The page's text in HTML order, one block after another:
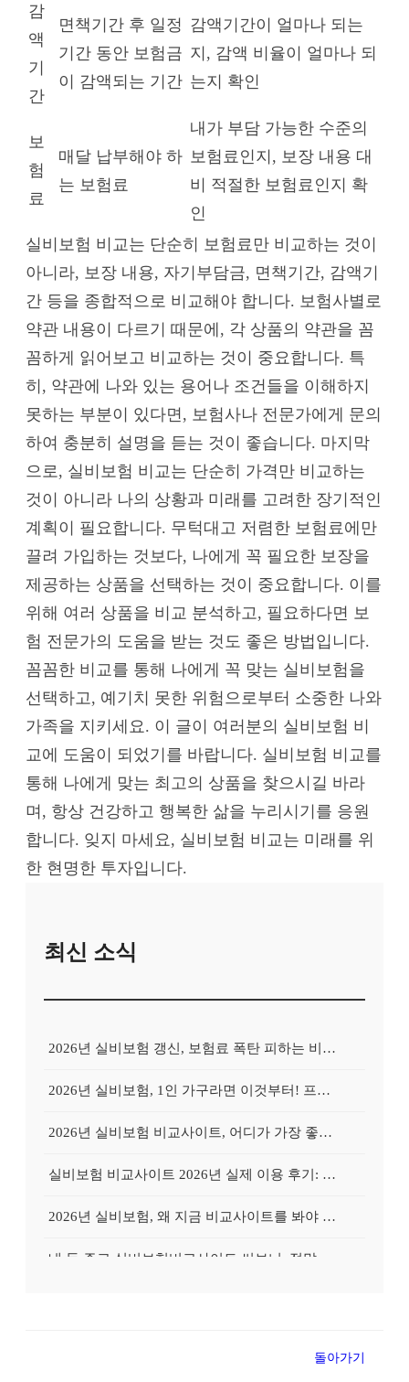
감
액
기
간
면책기간 후 일정
기간 동안 보험금
이 감액되는 기간
감액기간이 얼마나 되는
지, 감액 비율이 얼마나 되
는지 확인
보
험
료
매달 납부해야 하
는 보험료
내가 부담 가능한 수준의
보험료인지, 보장 내용 대
비 적절한 보험료인지 확
인
실비보험 비교는 단순히 보험료만 비교하는 것이
아니라, 보장 내용, 자기부담금, 면책기간, 감액기
간 등을 종합적으로 비교해야 합니다. 보험사별로
약관 내용이 다르기 때문에, 각 상품의 약관을 꼼
꼼하게 읽어보고 비교하는 것이 중요합니다. 특
히, 약관에 나와 있는 용어나 조건들을 이해하지
못하는 부분이 있다면, 보험사나 전문가에게 문의
하여 충분히 설명을 듣는 것이 좋습니다. 마지막
으로, 실비보험 비교는 단순히 가격만 비교하는
것이 아니라 나의 상황과 미래를 고려한 장기적인
계획이 필요합니다. 무턱대고 저렴한 보험료에만
끌려 가입하는 것보다, 나에게 꼭 필요한 보장을
제공하는 상품을 선택하는 것이 중요합니다. 이를
위해 여러 상품을 비교 분석하고, 필요하다면 보
험 전문가의 도움을 받는 것도 좋은 방법입니다.
꼼꼼한 비교를 통해 나에게 꼭 맞는 실비보험을
선택하고, 예기치 못한 위험으로부터 소중한 나와
가족을 지키세요. 이 글이 여러분의 실비보험 비
교에 도움이 되었기를 바랍니다. 실비보험 비교를
통해 나에게 맞는 최고의 상품을 찾으시길 바라
며, 항상 건강하고 행복한 삶을 누리시기를 응원
합니다. 잊지 마세요, 실비보험 비교는 미래를 위
한 현명한 투자입니다.
최신 소식
2026년 실비보험 갱신, 보험료 폭탄 피하는 비교사이트의 비밀
2026년 실비보험, 1인 가구라면 이것부터! 프리랜서를 위한 비교사이트 활용 가이드
2026년 실비보험 비교사이트, 어디가 가장 좋을까? Top 3 업체 전격 분석
실비보험 비교사이트 2026년 실제 이용 후기: 저렴하게 가입 성공한 비법 공개
2026년 실비보험, 왜 지금 비교사이트를 봐야 할까? 놓치면 후회할 3가지 이유
돌아가기